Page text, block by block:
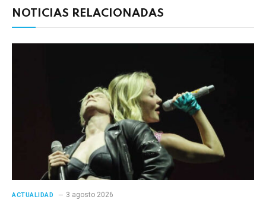
NOTICIAS RELACIONADAS
ACTUALIDAD 3 agosto 2026